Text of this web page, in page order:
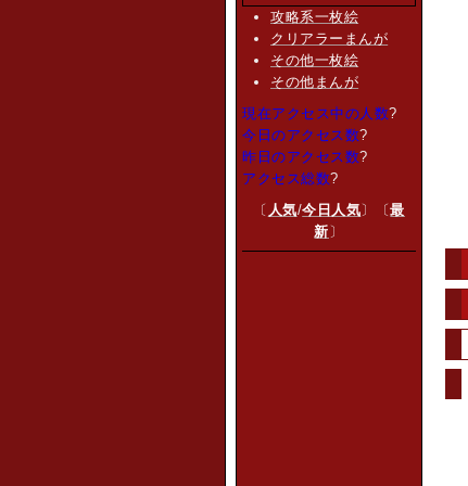
攻略系一枚絵
クリアラーまんが
その他一枚絵
その他まんが
現在アクセス中の人数?
今日のアクセス数?
昨日のアクセス数?
アクセス総数?
〔 人気/今日人気〕〔最
新 〕